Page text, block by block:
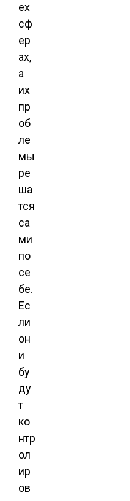
ех
сф
ер
ах,
а
их
пр
об
ле
мы
ре
ша
тся
са
ми
по
се
бе.
Ес
ли
он
и
бу
ду
т
ко
нтр
ол
ир
ов